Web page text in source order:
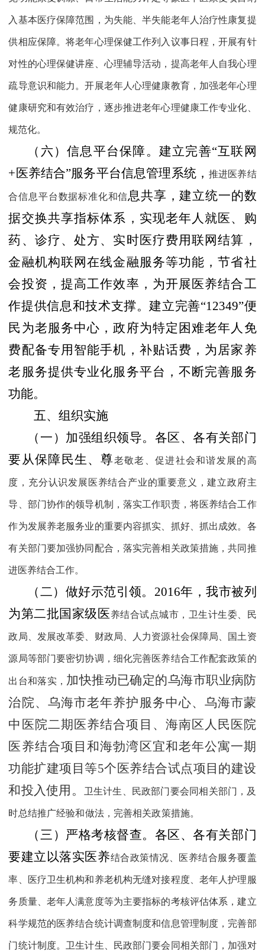
入基本医疗保障范围，为失能、半失能老年人治疗性康复提
供相应保障。将老年心理保健工作列入议事日程，开展有针
对性的心理保健讲座、心理辅导活动，提高老年人自我心理
疏导意识和能力。开展老年人心理健康教育，加强老年心理
健康研究和有效治疗，逐步推进老年心理健康工作专业化、
规范化。
（六）信息平台保障。 建立完善“互联网
+医养结合”服务平台信息管理系统， 推进医养结
合信息平台数据标准化和信息共享，建立统一的数
据交换共享指标体系，实现老年人就医、购
药、诊疗、处方、实时医疗费用联网结算，
金融机构联网在线金融服务等功能，节省社
会投资，提高工作效率，为开展医养结合工
作提供信息和技术支撑。建立完善“12349”便
民为老服务中心，政府为特定困难老年人免
费配备专用智能手机，补贴话费，为居家养
老服务提供专业化服务平台，不断完善服务
功能。
五、组织实施
（一）加强组织领导。 各区、各有关部门
要从保障民生、尊老敬老、促进社会和谐发展的高
度，充分认识发展医养结合产业的重要意义，建立政府主
导、部门协作的领导机制，落实工作职责，将医养结合工作
作为发展养老服务业的重要内容抓实、抓好、抓出成效。各
有关部门要加强协同配合，落实完善相关政策措施，共同推
进医养结合工作。
（二）做好示范引领。 2016年，我市被列
为第二批国家级医养结合试点城市，卫生计生委、民
政局、发展改革委、财政局、人力资源社会保障局、国土资
源局等部门要密切协调，细化完善医养结合工作配套政策的
出台和落实， 加快推动已确定的乌海市职业病防
治院、乌海市老年养护服务中心、乌海市蒙
中医院二期医养结合项目、海南区人民医院
医养结合项目和海勃湾区宜和老年公寓一期
功能扩建项目等5个 医养结合试点项目的建设
和投入使用。
卫生计生、民政部门要会同相关部门，及
时总结推广经验和做法，完善相关政策措施。
（三）严格考核督查。 各区、各有关部门
要建立以落实医养结合政策情况、医养结合服务覆盖
率、医疗卫生机构和养老机构无缝对接程度、老年人护理服
务质量、老年人满意度等为主要指标的考核评估体系，建立
科学规范的医养结合统计调查制度和信息管理制度，完善部
门统计制度。卫生计生、民政部门要会同相关部门，加强对